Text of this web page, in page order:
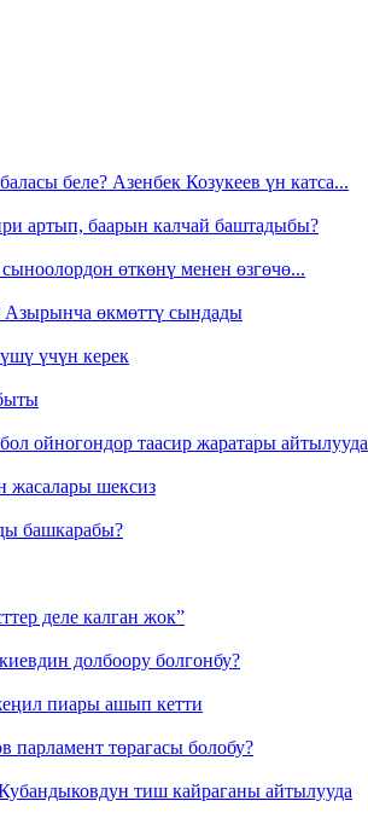
беле? Азенбек Козукеев үн катса...
артып, баарын калчай баштадыбы?
өткөнү менен өзгөчө...
өкмөттү сындады
үчүн керек
ойногондор таасир жаратары айтылууда
жасалары шексиз
башкарабы?
деле калган жок”
долбоору болгонбу?
пиары ашып кетти
төрагасы болобу?
тиш кайраганы айтылууда